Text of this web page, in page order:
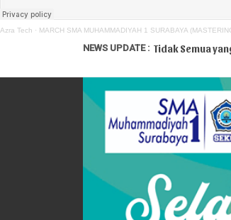
Azra Tech · MARCH SMA MUHAMMADIYAH 1 SURABAYA
NEWS UPDATE : Tidak Semua
SMAMSA
Delegasi
Semangat dan
Jangan Sampai
SPMB SMAMSA